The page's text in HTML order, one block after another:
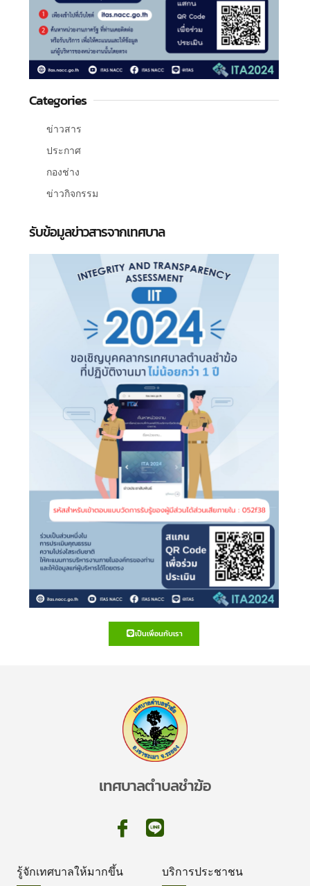
Categories
ข่าวสาร
ประกาศ
กองช่าง
ข่าวกิจกรรม
รับข้อมูลข่าวสารจากเทศบาล
เป็นเพื่อนกับเรา
เทศบาลตำบลชำฆ้อ
รู้จักเทศบาลให้มากขึ้น บริการประชาชน